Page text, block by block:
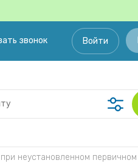
звонок Войти
неустановленном первичном